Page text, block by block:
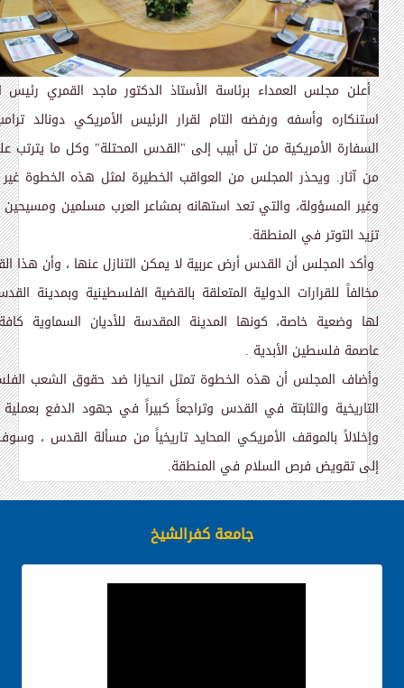
أعلن مجلس العمداء برئاسة الأستاذ الدكتور ماجد القمري رئيس
‏استنكاره وأسفه ورفضه التام لقرار الرئيس الأمريكي دونالد
السفارة الأمريكية من ‏تل أبيب إلى "القدس المحتلة" وكل ما يترتب
من آثار. ويحذر المجلس من العواقب ‏الخطيرة لمثل هذه الخطوة غير
وغير المسؤولة، والتي تعد استهانه بمشاعر العرب ‏مسلمين
تزيد التوتر في المنطقة. ‏ ‏
وأكد المجلس أن القدس أرض عربية لا يمكن التنازل عنها ، وأن هذا
مخالفاً ‏للقرارات الدولية المتعلقة بالقضية الفلسطينية وبمدينة
لها وضعية خاصة، كونها ‏المدينة المقدسة للأديان السماوية
عاصمة فلسطين الأبدية .
وأضاف المجلس أن هذه الخطوة تمثل انحيازا ضد حقوق الشعب
التاريخية ‏والثابتة في القدس وتراجعاً كبيراً في جهود الدفع
وإخلالاً بالموقف الأمريكي ‏المحايد تاريخياً من مسألة القدس ،
إلى تقويض فرص السلام في المنطقة.‏
جامعة كفرالشيخ